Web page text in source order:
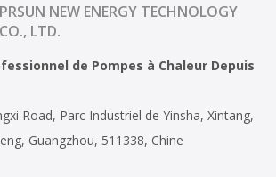
NEW ENERGY TECHNOLOGY
LTD.
de Pompes à Chaleur Depuis
Road, Parc Industriel de Yinsha, Xintang,
Guangzhou, 511338, Chine